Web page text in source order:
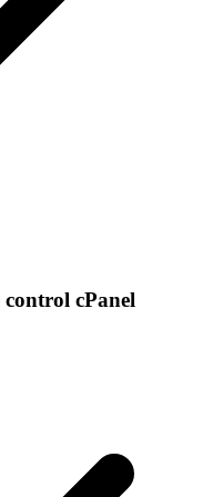
cPanel